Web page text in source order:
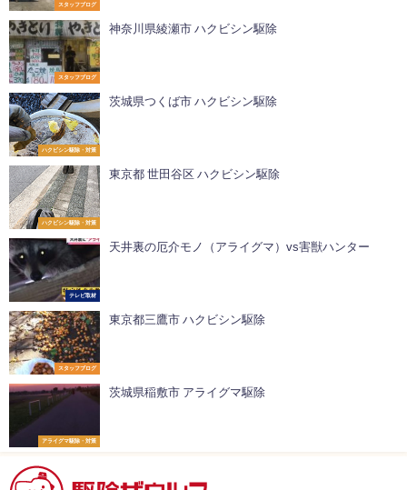
スタッフブログ
スタッフブログ
神奈川県綾瀬市 ハクビシン駆除
ハクビシン駆除・対策
茨城県つくば市 ハクビシン駆除
ハクビシン駆除・対策
東京都 世田谷区 ハクビシン駆除
テレビ取材
天井裏の厄介モノ（アライグマ）vs害獣ハンター
スタッフブログ
東京都三鷹市 ハクビシン駆除
アライグマ駆除・対策
茨城県稲敷市 アライグマ駆除